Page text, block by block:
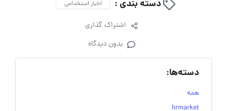
دسته بندی : اخبار استخدامی
اشتراک گذاری
بدون دیدگاه
دسته‌ها:
همه
hrmarket